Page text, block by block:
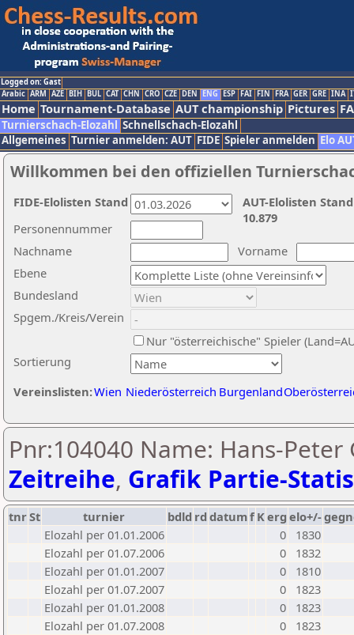
Logged on: Gast
Arabic ARM AZE BIH BUL CAT CHN CRO CZE DEN ENG ESP FAI FIN FRA GER GRE INA
Home Tournament-Database AUT championship Pictures
Turnierschach-Elozahl Schnellschach-Elozahl
Allgemeines Turnier anmelden: AUT FIDE Spieler anmelden Elo
Willkommen bei den offiziellen
Nachname
Vorname
Ebene
Sortierung
Personennummer
Bundesland
Spgem./Kreis/Verein
Nur "österreichische" Spieler
Vereinslisten:Wien Niederösterreich Burgenland
AUT-Elolisten
10.879
FIDE-Elolisten Stand
Pnr:104040 Name: Hans-Peter
Zeitreihe, Grafik Partie-
tnrSt turnier bdld rd datumf Kerg elo+/-
Elozahl per 01.01.2006
0
1830
Elozahl per 01.07.2006
0
1832
Elozahl per 01.01.2007
0
1810
Elozahl per 01.07.2007
0
1823
Elozahl per 01.01.2008
0
1823
Elozahl per 01.07.2008
0
1823